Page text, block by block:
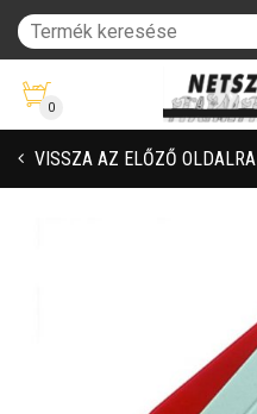
0
VISSZA AZ ELŐZŐ OLDALRA